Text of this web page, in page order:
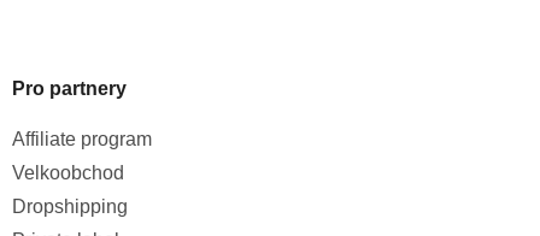
Pro partnery
Affiliate program
Velkoobchod
Dropshipping